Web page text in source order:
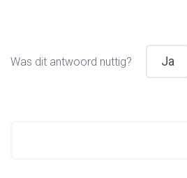
Was dit antwoord nuttig? Ja